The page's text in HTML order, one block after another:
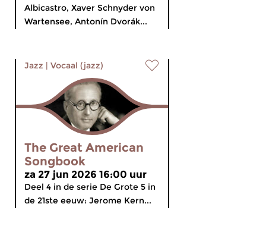
Albicastro, Xaver Schnyder von
Wartensee, Antonín Dvorák...
Jazz | Vocaal (jazz)
The Great American
Songbook
za 27 jun 2026 16:00 uur
Deel 4 in de serie De Grote 5 in
de 21ste eeuw: Jerome Kern...